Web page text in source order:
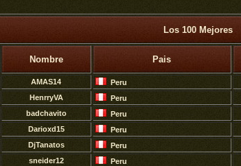
Los 100 Mejores
Nombre Pais
AMAS14 Peru
HenrryVA Peru
badchavito Peru
Darioxd15 Peru
DjTanatos Peru
sneider12 Peru